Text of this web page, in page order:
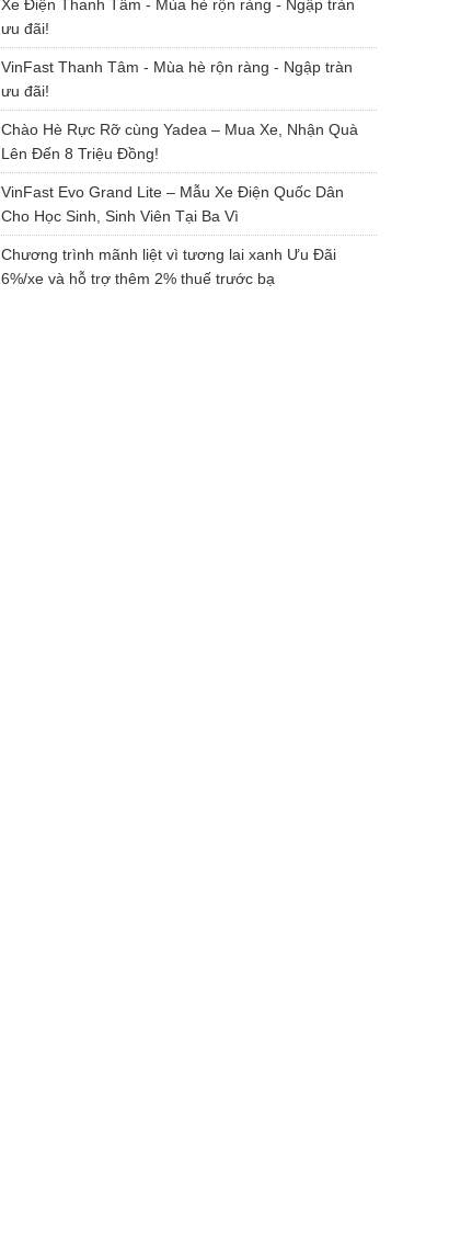
Xe Điện Thanh Tâm - Mùa hè rộn ràng - Ngập tràn
ưu đãi!
VinFast Thanh Tâm - Mùa hè rộn ràng - Ngập tràn
ưu đãi!
Chào Hè Rực Rỡ cùng Yadea – Mua Xe, Nhận Quà
Lên Đến 8 Triệu Đồng!
VinFast Evo Grand Lite – Mẫu Xe Điện Quốc Dân
Cho Học Sinh, Sinh Viên Tại Ba Vì
Chương trình mãnh liệt vì tương lai xanh Ưu Đãi
6%/xe và hỗ trợ thêm 2% thuế trước bạ